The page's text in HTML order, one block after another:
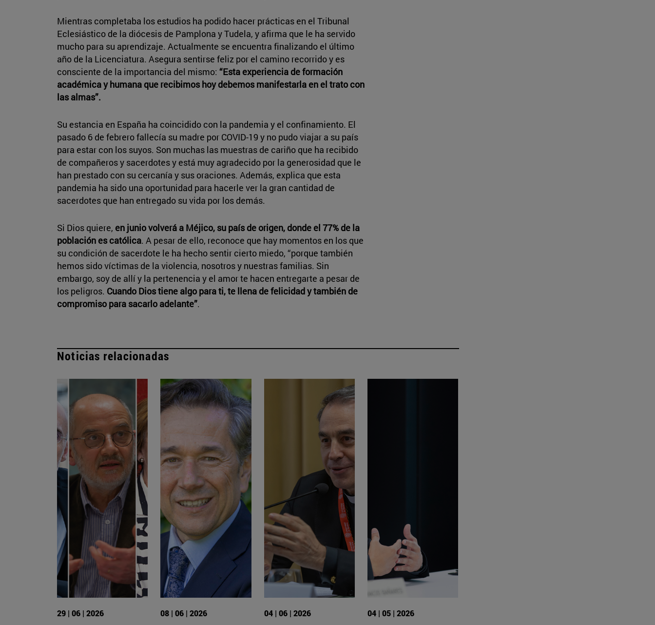
Mientras completaba los estudios ha podido hacer prácticas en el Tribunal
Eclesiástico de la diócesis de Pamplona y Tudela, y afirma que le ha servido
mucho para su aprendizaje. Actualmente se encuentra finalizando el último
año de la Licenciatura. Asegura sentirse feliz por el camino recorrido y es
consciente de la importancia del mismo: “Esta experiencia de formación
académica y humana que recibimos hoy debemos manifestarla en el trato con
las almas”.
Su estancia en España ha coincidido con la pandemia y el confinamiento. El
pasado 6 de febrero fallecía su madre por COVID-19 y no pudo viajar a su país
para estar con los suyos. Son muchas las muestras de cariño que ha recibido
de compañeros y sacerdotes y está muy agradecido por la generosidad que le
han prestado con su cercanía y sus oraciones. Además, explica que esta
pandemia ha sido una oportunidad para hacerle ver la gran cantidad de
sacerdotes que han entregado su vida por los demás.
Si Dios quiere, en junio volverá a Méjico, su país de origen, donde el 77% de la
población es católica. A pesar de ello, reconoce que hay momentos en los que
su condición de sacerdote le ha hecho sentir cierto miedo, “porque también
hemos sido víctimas de la violencia, nosotros y nuestras familias. Sin
embargo, soy de allí y la pertenencia y el amor te hacen entregarte a pesar de
los peligros. Cuando Dios tiene algo para ti, te llena de felicidad y también de
compromiso para sacarlo adelante”.
Noticias relacionadas
29 | 06 | 2026 08 | 06 | 2026 04 | 06 | 2026 04 | 05 | 2026